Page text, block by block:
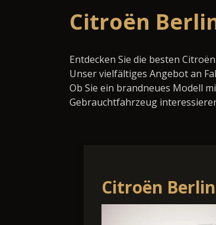
Citroën
Entdecken Sie die besten
Unser vielfältiges Angebot an
Ob Sie ein brandneues Modell
Gebrauchtfahrzeug
Citroën
Kasten L2 AT